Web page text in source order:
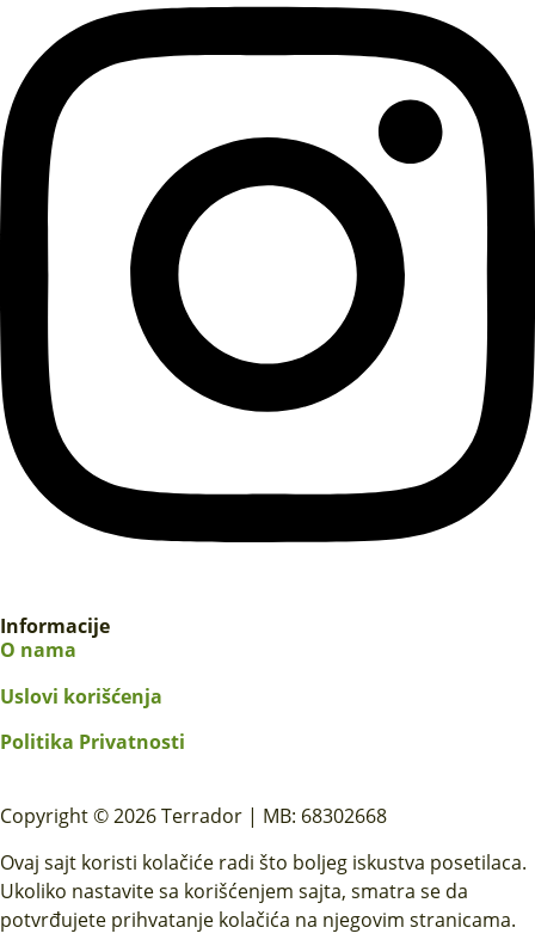
Informacije
O nama
Uslovi korišćenja
Politika Privatnosti
Copyright © 2026 Terrador | MB: 68302668
Ovaj sajt koristi kolačiće radi što boljeg iskustva posetilaca.
Ukoliko nastavite sa korišćenjem sajta, smatra se da
potvrđujete prihvatanje kolačića na njegovim stranicama.